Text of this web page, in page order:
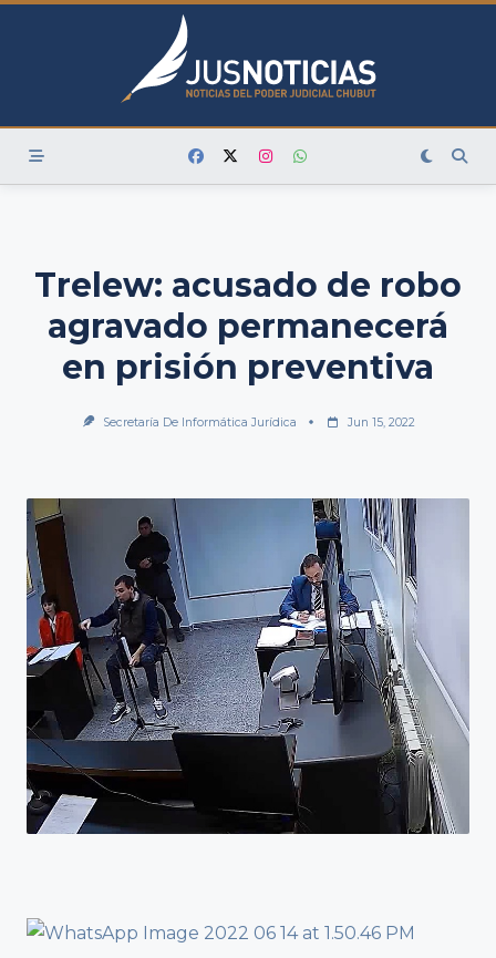
Skip
Trelew: acusado de robo
agravado permanecerá
en prisión preventiva
Secretaría De Informática Jurídica Jun 15, 2022